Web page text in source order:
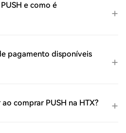
e como é
pagamento disponíveis
comprar PUSH na HTX?